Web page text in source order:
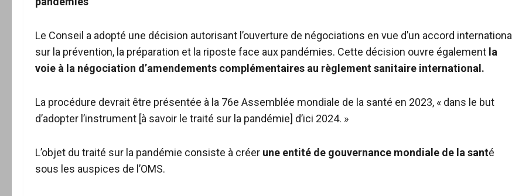
Le Conseil a adopté une décision autorisant l’ouverture de négociations en vue d’un accord international
sur la prévention, la préparation et la riposte face aux pandémies. Cette décision ouvre également la
voie à la négociation d’amendements complémentaires au règlement sanitaire international.
La procédure devrait être présentée à la 76e Assemblée mondiale de la santé en 2023, « dans le but
d’adopter l’instrument [à savoir le traité sur la pandémie] d’ici 2024. »
L’objet du traité sur la pandémie consiste à créer une entité de gouvernance mondiale de la santé
sous les auspices de l’OMS.